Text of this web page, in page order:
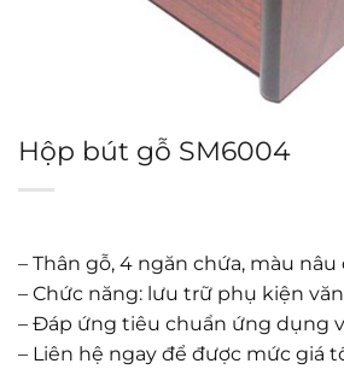
Hộp bút gỗ SM6004
– Thân gỗ, 4 ngăn chứa, màu nâu
– Chức năng: lưu trữ phụ kiện
– Đáp ứng tiêu chuẩn ứng dụng
– Liên hệ ngay để được mức giá